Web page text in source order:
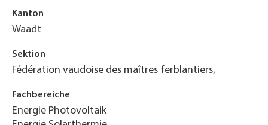
Kanton
Waadt
Sektion
Fédération vaudoise des maîtres ferblantiers,
Fachbereiche
Energie Photovoltaik